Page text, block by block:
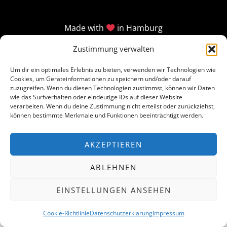
Zustimmung verwalten
Um dir ein optimales Erlebnis zu bieten, verwenden wir Technologien wie
Cookies, um Geräteinformationen zu speichern und/oder darauf
zuzugreifen. Wenn du diesen Technologien zustimmst, können wir Daten
wie das Surfverhalten oder eindeutige IDs auf dieser Website
verarbeiten. Wenn du deine Zustimmung nicht erteilst oder zurückziehst,
können bestimmte Merkmale und Funktionen beeinträchtigt werden.
AKZEPTIEREN
ABLEHNEN
EINSTELLUNGEN ANSEHEN
Cookie-RichtlinieDatenschutzerklärungImpressum
Made with in Hamburg